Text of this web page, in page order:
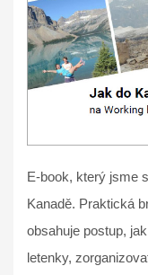
E-book, který jsme
Kanadě. Praktická
obsahuje postup,
letenky,